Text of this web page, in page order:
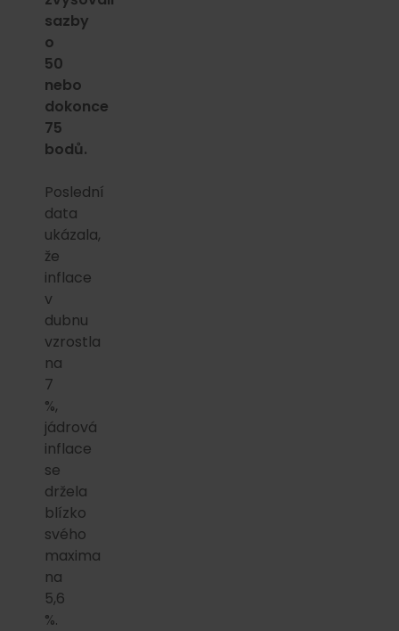
sazby
o
50
nebo
dokonce
75
bodů.
Poslední
data
ukázala,
že
inflace
v
dubnu
vzrostla
na
7
%,
jádrová
inflace
se
držela
blízko
svého
maxima
na
5,6
%.